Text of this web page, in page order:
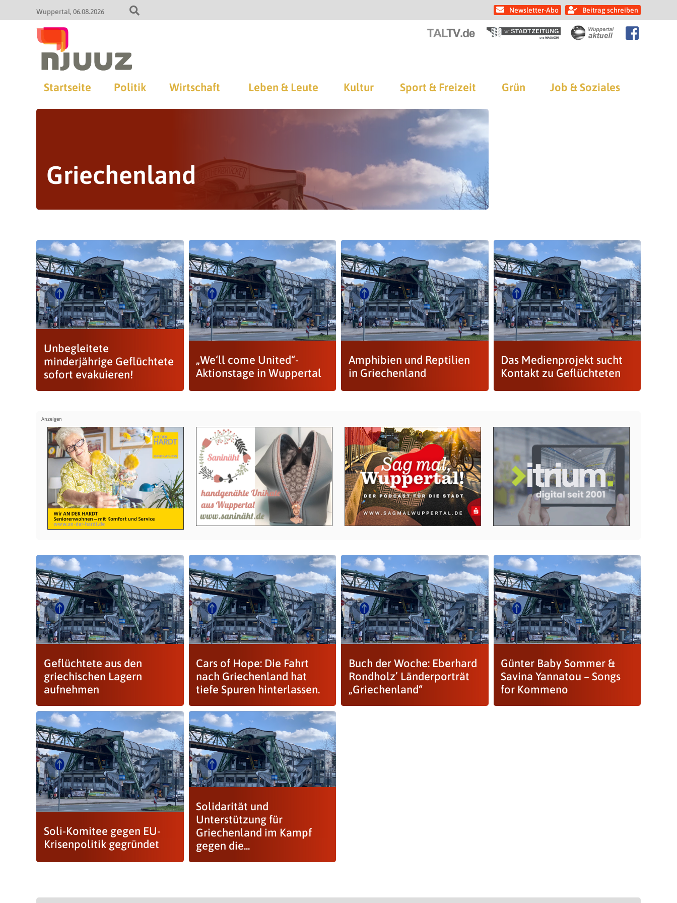
Wuppertal 06.08.2026 Newsletter-Abo Beitrag schreiben
Startseite Politik Wirtschaft Leben & Leute Kultur Sport & Freizeit Grün Job & Soziales
Griechenland
Unbegleitete
minderjährige Geflüchtete
sofort evakuieren!
„We‘ll come United“-
Aktionstage in Wuppertal
Amphibien und Reptilien
in Griechenland
Das Medienprojekt sucht
Kontakt zu Geflüchteten
Geflüchtete aus den
griechischen Lagern
aufnehmen
Cars of Hope: Die Fahrt
nach Griechenland hat
tiefe Spuren hinterlassen.
Buch der Woche: Eberhard
Rondholz’ Länderporträt
„Griechenland“
Günter Baby Sommer &
Savina Yannatou – Songs
for Kommeno
Soli-Komitee gegen EU-
Krisenpolitik gegründet
Solidarität und
Unterstützung für
Griechenland im Kampf
gegen die...